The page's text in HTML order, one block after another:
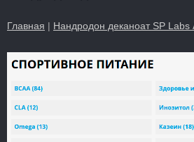
Главная | Нандродон деканоат SP Labs